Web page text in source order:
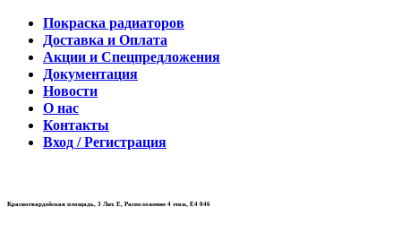
Покраска радиаторов
Доставка и Оплата
Акции и Спецпредложения
Документация
Новости
О нас
Контакты
Вход / Регистрация
Красногвардейская площадь, 3 Лит. Е, Расположение 4 этаж, E4 046